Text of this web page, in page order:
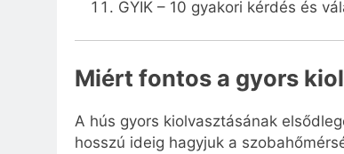
GYIK – 10 gyakori kérdés és
Miért fontos a gyors
A hús gyors kiolvasztásának
hosszú ideig hagyjuk a